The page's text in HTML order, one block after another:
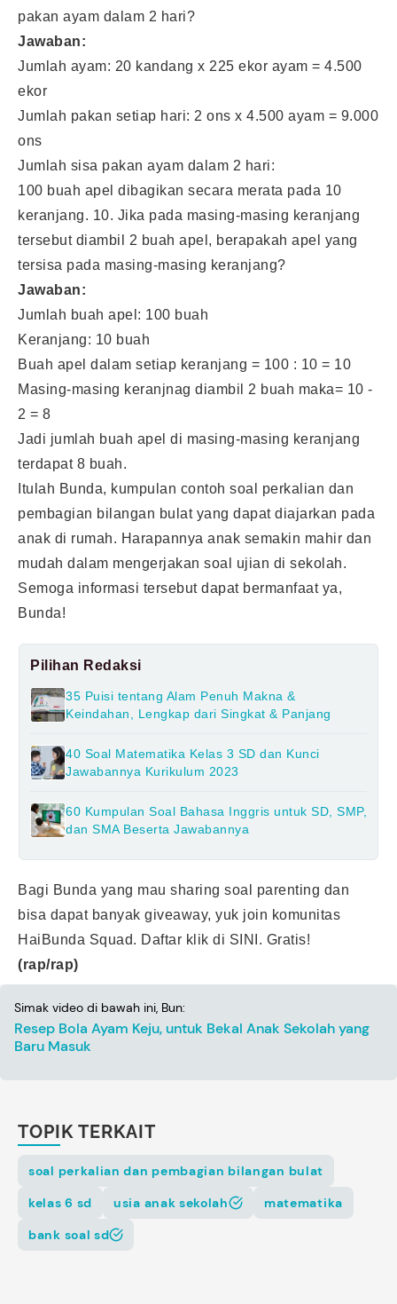
pakan ayam dalam 2 hari?
Jawaban:
Jumlah ayam: 20 kandang x 225 ekor ayam = 4.500
ekor
Jumlah pakan setiap hari: 2 ons x 4.500 ayam = 9.000
ons
Jumlah sisa pakan ayam dalam 2 hari:
100 buah apel dibagikan secara merata pada 10
keranjang. 10. Jika pada masing-masing keranjang
tersebut diambil 2 buah apel, berapakah apel yang
tersisa pada masing-masing keranjang?
Jawaban:
Jumlah buah apel: 100 buah
Keranjang: 10 buah
Buah apel dalam setiap keranjang = 100 : 10 = 10
Masing-masing keranjnag diambil 2 buah maka= 10 -
2 = 8
Jadi jumlah buah apel di masing-masing keranjang
terdapat 8 buah.
Itulah Bunda, kumpulan contoh soal perkalian dan
pembagian bilangan bulat yang dapat diajarkan pada
anak di rumah. Harapannya anak semakin mahir dan
mudah dalam mengerjakan soal ujian di sekolah.
Semoga informasi tersebut dapat bermanfaat ya,
Bunda!
Pilihan Redaksi
35 Puisi tentang Alam Penuh Makna &
Keindahan, Lengkap dari Singkat & Panjang
40 Soal Matematika Kelas 3 SD dan Kunci
Jawabannya Kurikulum 2023
60 Kumpulan Soal Bahasa Inggris untuk SD, SMP,
dan SMA Beserta Jawabannya
Bagi Bunda yang mau sharing soal parenting dan
bisa dapat banyak giveaway, yuk join komunitas
HaiBunda Squad. Daftar klik di SINI . Gratis!
(rap/rap)
Simak video di bawah ini, Bun:
Resep Bola Ayam Keju, untuk Bekal Anak Sekolah yang
Baru Masuk
TOPIK TERKAIT
soal perkalian dan pembagian bilangan bulat
kelas 6 sd
usia anak sekolah
matematika
bank soal sd